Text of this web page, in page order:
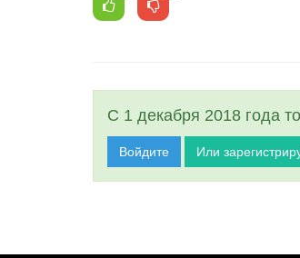
С 1 декабря 2018 года
Войдите Или